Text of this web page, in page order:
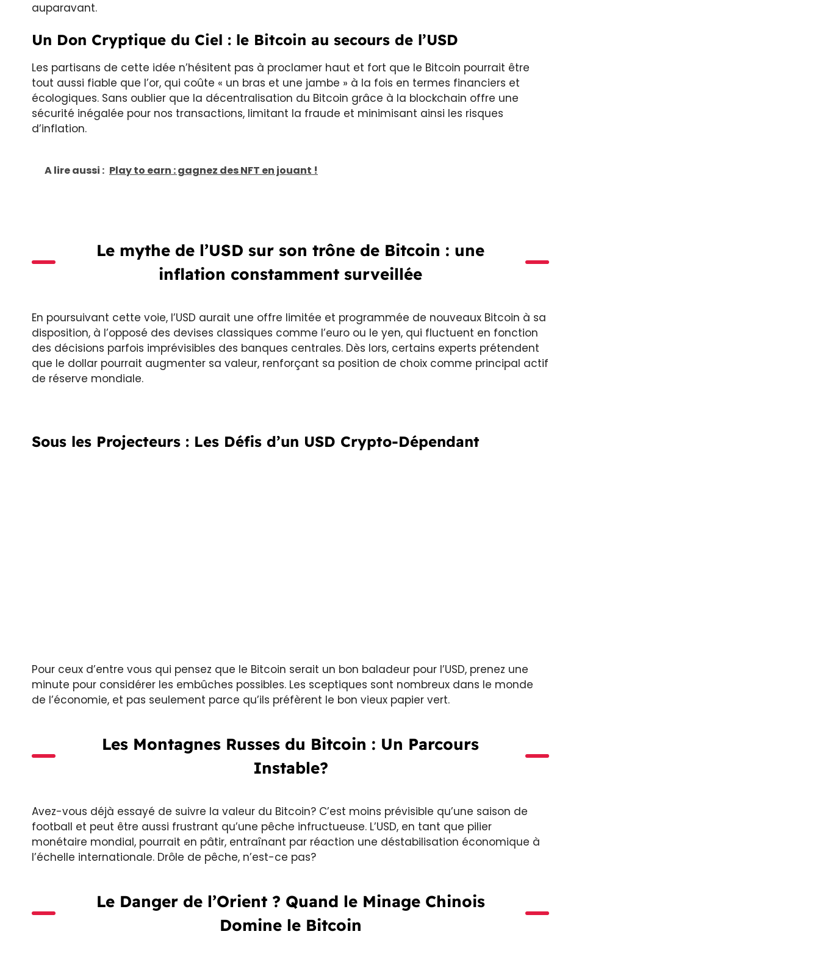
auparavant.
Un Don Cryptique du Ciel : le Bitcoin au secours de l’USD
Les partisans de cette idée n’hésitent pas à proclamer haut et fort que le Bitcoin pourrait être
tout aussi fiable que l’or, qui coûte « un bras et une jambe » à la fois en termes financiers et
écologiques. Sans oublier que la décentralisation du Bitcoin grâce à la blockchain offre une
sécurité inégalée pour nos transactions, limitant la fraude et minimisant ainsi les risques
d’inflation.
A lire aussi : Play to earn : gagnez des NFT en jouant !
Le mythe de l’USD sur son trône de Bitcoin : une
inflation constamment surveillée
En poursuivant cette voie, l’USD aurait une offre limitée et programmée de nouveaux Bitcoin à sa
disposition, à l’opposé des devises classiques comme l’euro ou le yen, qui fluctuent en fonction
des décisions parfois imprévisibles des banques centrales. Dès lors, certains experts prétendent
que le dollar pourrait augmenter sa valeur, renforçant sa position de choix comme principal actif
de réserve mondiale.
Sous les Projecteurs : Les Défis d’un USD Crypto-Dépendant
Pour ceux d’entre vous qui pensez que le Bitcoin serait un bon baladeur pour l’USD, prenez une
minute pour considérer les embûches possibles. Les sceptiques sont nombreux dans le monde
de l’économie, et pas seulement parce qu’ils préfèrent le bon vieux papier vert.
Les Montagnes Russes du Bitcoin : Un Parcours
Instable?
Avez-vous déjà essayé de suivre la valeur du Bitcoin? C’est moins prévisible qu’une saison de
football et peut être aussi frustrant qu’une pêche infructueuse. L’USD, en tant que pilier
monétaire mondial, pourrait en pâtir, entraînant par réaction une déstabilisation économique à
l’échelle internationale. Drôle de pêche, n’est-ce pas?
Le Danger de l’Orient ? Quand le Minage Chinois
Domine le Bitcoin